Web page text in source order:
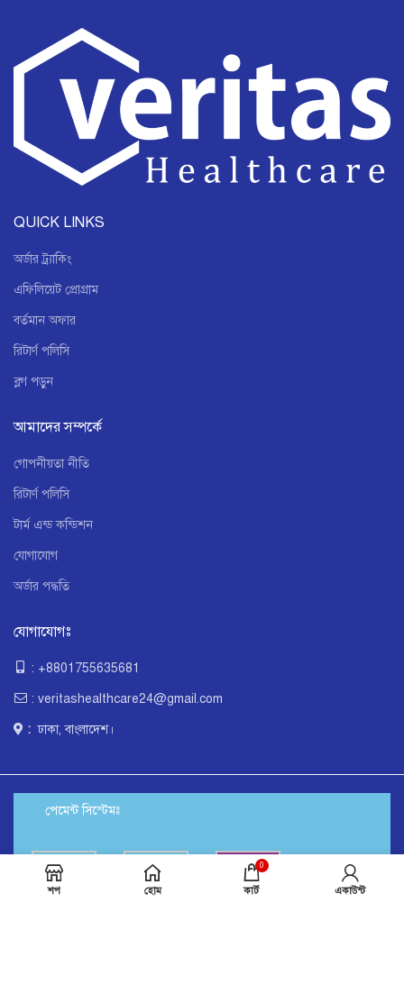
QUICK LINKS
অর্ডার ট্র্যাকিং
এফিলিয়েট প্রোগ্রাম
বর্তমান অফার
রিটার্ণ পলিসি
ব্লগ পড়ুন
আমাদের সম্পর্কে
গোপনীয়তা নীতি
রিটার্ণ পলিসি
টার্ম এন্ড কন্ডিশন
যোগাযোগ
অর্ডার পদ্ধতি
যোগাযোগঃ
: +8801755635681
: veritashealthcare24@gmail.com
: ঢাকা, বাংলাদেশ।
পেমেন্ট সিস্টেমঃ
শপ হোম
0
কার্ট একাউন্ট